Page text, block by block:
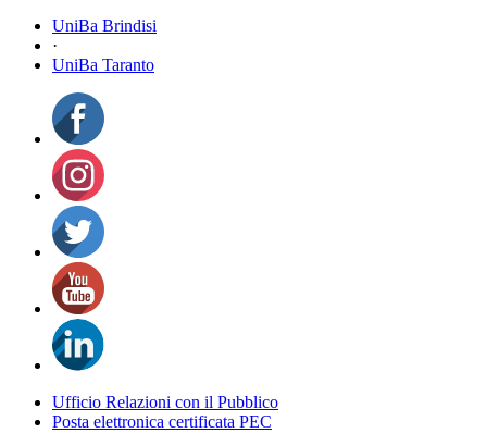
UniBa Brindisi
·
UniBa Taranto
Ufficio Relazioni con il Pubblico
Posta elettronica certificata PEC